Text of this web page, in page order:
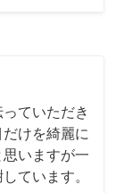
ていただき
けを綺麗に
いますが一
ています。